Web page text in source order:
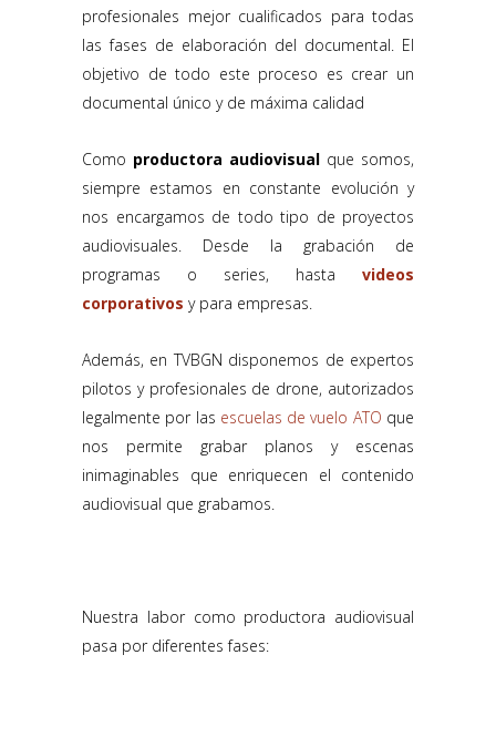
profesionales mejor cualificados para todas
las fases de elaboración del documental. El
objetivo de todo este proceso es crear un
documental único y de máxima calidad
Como productora audiovisual que somos,
siempre estamos en constante evolución y
nos encargamos de todo tipo de proyectos
audiovisuales. Desde la grabación de
programas o series, hasta videos
corporativos y para empresas.
Además, en TVBGN disponemos de expertos
pilotos y profesionales de drone, autorizados
legalmente por las escuelas de vuelo ATO que
nos permite grabar planos y escenas
inimaginables que enriquecen el contenido
audiovisual que grabamos.
Nuestra labor como productora audiovisual
pasa por diferentes fases: